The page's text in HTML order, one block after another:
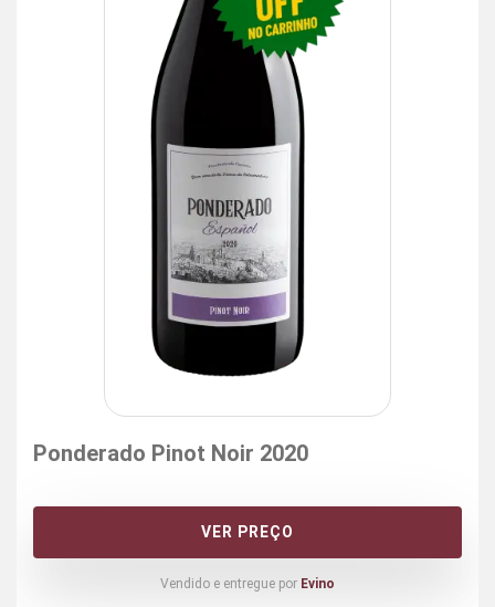
Ponderado Pinot Noir 2020
VER PREÇO
Vendido e entregue por Evino